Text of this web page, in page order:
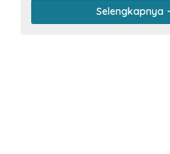
Selengkapnya